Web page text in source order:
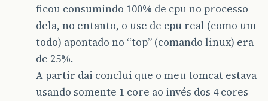
ficou consumindo 100% de cpu no processo
dela, no entanto, o use de cpu real (como um
todo) apontado no “top” (comando linux) era
de 25%.
A partir dai conclui que o meu tomcat estava
usando somente 1 core ao invés dos 4 cores